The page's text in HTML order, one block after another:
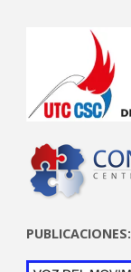
PUBLICACIONES: